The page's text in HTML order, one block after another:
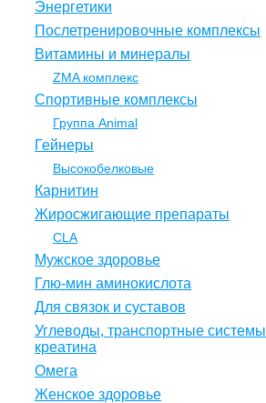
Энергетики
Послетренировочные комплексы
Витамины и минералы
ZMA комплекс
Спортивные комплексы
Группа Animal
Гейнеры
Высокобелковые
Карнитин
Жиросжигающие препараты
CLA
Мужское здоровье
Глю-мин аминокислота
Для связок и суставов
Углеводы, транспортные системы
креатина
Омега
Женское здоровье